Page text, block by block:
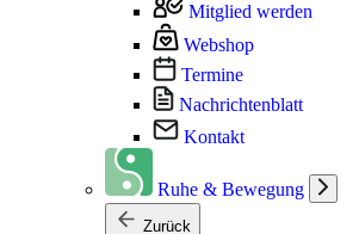
Mitglied werden
Webshop
Termine
Nachrichtenblatt
Kontakt
Ruhe & Bewegung
Zurück